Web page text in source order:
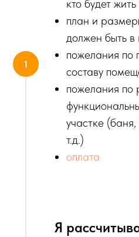
кто будет
план и
должен быть в
пожелания по
составу
пожелания
участке
т.д.)
оплата
Я